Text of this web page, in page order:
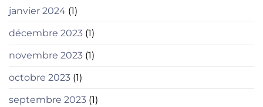
janvier 2024 (1)
décembre 2023 (1)
novembre 2023 (1)
octobre 2023 (1)
septembre 2023 (1)